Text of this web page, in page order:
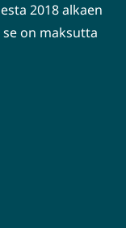
2018 alkaen
on maksutta